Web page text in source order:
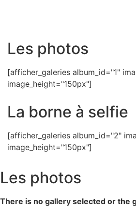
Les photos
[afficher_galeries album_id="1"
image_height="150px"]
La borne à selfie
[afficher_galeries album_id="2"
image_height="150px"]
Les photos
There is no gallery selected or the